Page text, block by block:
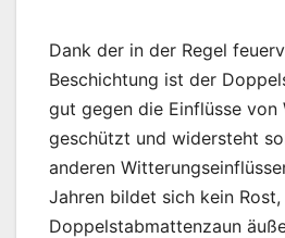
Dank der in der Regel
Beschichtung ist der
gut gegen die Einflüsse von
geschützt und widersteht
anderen
Jahren bildet sich kein
Doppelstabmattenzaun